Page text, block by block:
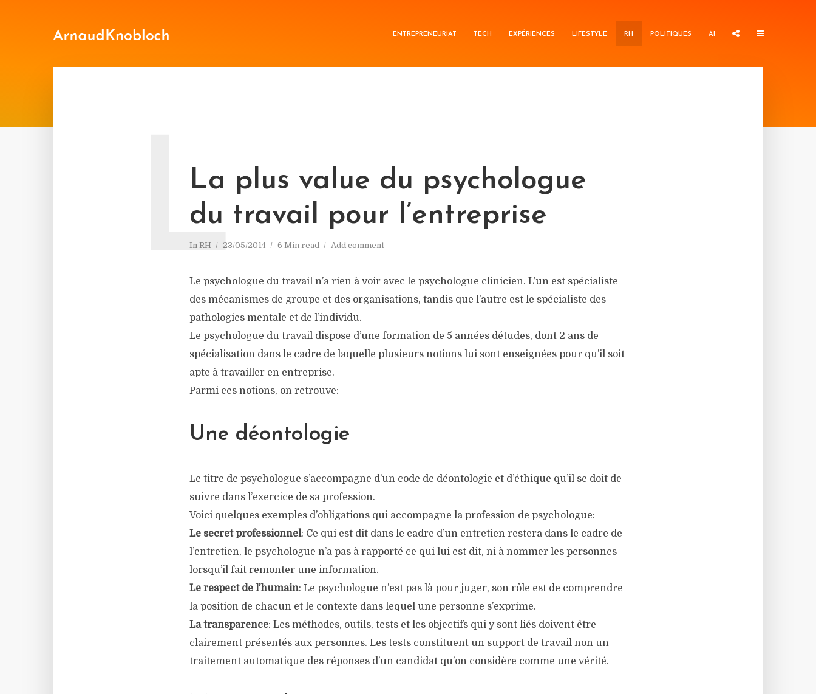
ENTREPRENEURIAT TECH EXPÉRIENCES LIFESTYLE RH POLITIQUES AI
La plus value du psychologue
du travail pour l’entreprise
In RH 23/05/2014 6 Min read Add comment
L
Le psychologue du travail n’a rien à voir avec le psychologue clinicien. L’un est spécialiste
des mécanismes de groupe et des organisations, tandis que l’autre est le spécialiste des
pathologies mentale et de l’individu.
Le psychologue du travail dispose d’une formation de 5 années détudes, dont 2 ans de
spécialisation dans le cadre de laquelle plusieurs notions lui sont enseignées pour qu’il soit
apte à travailler en entreprise.
Parmi ces notions, on retrouve:
Une déontologie
Le titre de psychologue s’accompagne d’un code de déontologie et d’éthique qu’il se doit de
suivre dans l’exercice de sa profession.
Voici quelques exemples d’obligations qui accompagne la profession de psychologue:
Le secret professionnel: Ce qui est dit dans le cadre d’un entretien restera dans le cadre de
l’entretien, le psychologue n’a pas à rapporté ce qui lui est dit, ni à nommer les personnes
lorsqu’il fait remonter une information.
Le respect de l’humain: Le psychologue n’est pas là pour juger, son rôle est de comprendre
la position de chacun et le contexte dans lequel une personne s’exprime.
La transparence: Les méthodes, outils, tests et les objectifs qui y sont liés doivent être
clairement présentés aux personnes. Les tests constituent un support de travail non un
traitement automatique des réponses d’un candidat qu’on considère comme une vérité.